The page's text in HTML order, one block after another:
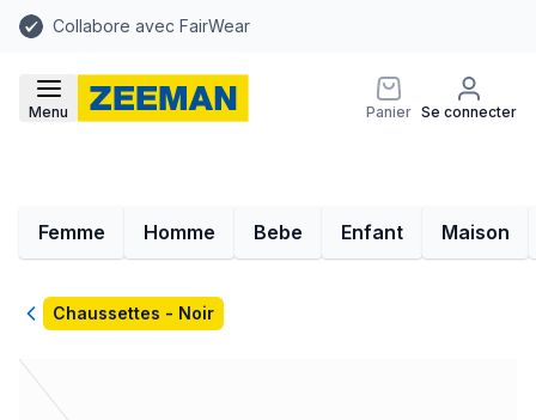
Collabore avec FairWear
Menu Panier Se connecter
Femme Homme Bebe Enfant Maison
RetourChaussettes - Noir